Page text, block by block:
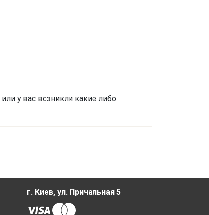
у вас возникли какие либо
г. Киев, ул. Причальная 5